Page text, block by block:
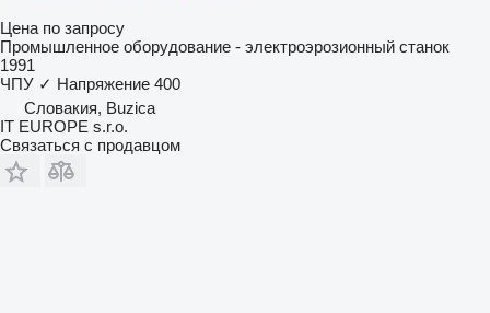
Цена по запросу
Промышленное оборудование - электроэрозионный станок
1991
ЧПУ ✓ Напряжение 400
Словакия, Buzica
IT EUROPE s.r.o.
Связаться с продавцом